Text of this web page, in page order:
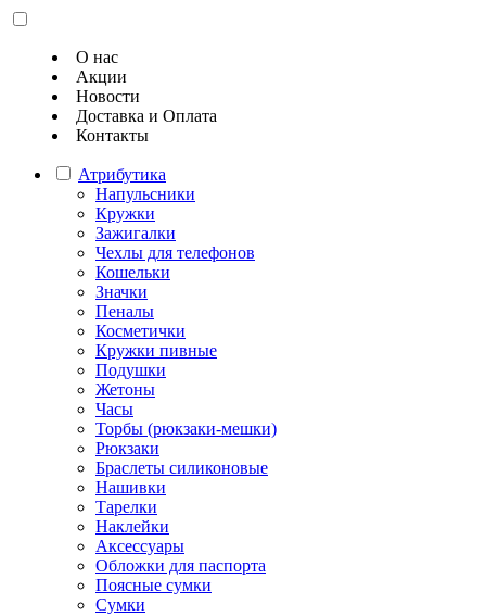
О нас
Акции
Новости
Доставка и Оплата
Контакты
Атрибутика
Напульсники
Кружки
Зажигалки
Чехлы для телефонов
Кошельки
Значки
Пеналы
Косметички
Кружки пивные
Подушки
Жетоны
Часы
Торбы (рюкзаки-мешки)
Рюкзаки
Браслеты силиконовые
Нашивки
Тарелки
Наклейки
Аксессуары
Обложки для паспорта
Поясные сумки
Сумки